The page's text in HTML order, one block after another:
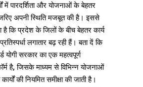
में पारदर्शिता और योजनाओं के बेहतर
अपनी स्थिति मजबूत की है। इससे
है कि प्रदेश के जिलों के बीच बेहतर कार्य
लगातार बढ़ रही हैं। बता दें कि
योगी सरकार का एक महत्वपूर्ण
है, जिसके माध्यम से विभिन्न योजनाओं
की नियमित समीक्षा की जाती है।